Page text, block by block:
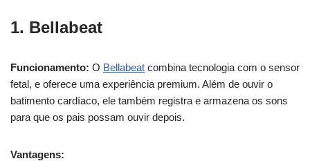
1. Bellabeat
Funcionamento: O Bellabeat combina tecnologia com o sensor
fetal, e oferece uma experiência premium. Além de ouvir o
batimento cardíaco, ele também registra e armazena os sons
para que os pais possam ouvir depois.
Vantagens: